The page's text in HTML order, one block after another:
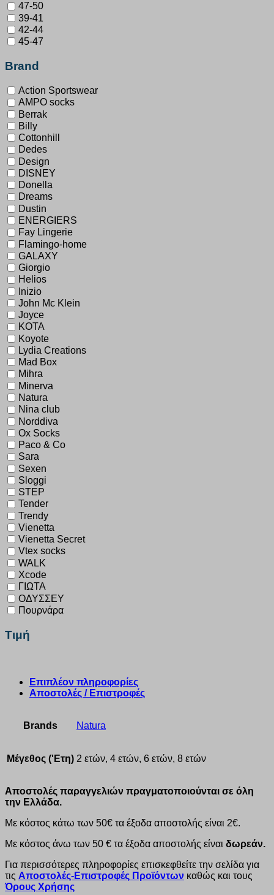
47-50
39-41
42-44
45-47
Brand
Action Sportswear
AMPO socks
Berrak
Billy
Cottonhill
Dedes
Design
DISNEY
Donella
Dreams
Dustin
ENERGIERS
Fay Lingerie
Flamingo-home
GALAXY
Giorgio
Helios
Inizio
John Mc Klein
Joyce
KOTA
Koyote
Lydia Creations
Mad Box
Mihra
Minerva
Natura
Nina club
Norddiva
Ox Socks
Paco & Co
Sara
Sexen
Sloggi
STEP
Tender
Trendy
Vienetta
Vienetta Secret
Vtex socks
WALK
Xcode
ΓΙΩΤΑ
ΟΔΥΣΣΕΥ
Πουρνάρα
Τιμή
Επιπλέον πληροφορίες
Αποστολές / Επιστροφές
Brands Natura
Μέγεθος ('Ετη) 2 ετών, 4 ετών, 6 ετών, 8 ετών
Αποστολές παραγγελιών πραγματοποιούνται σε όλη
την Ελλάδα.
Με κόστος κάτω των 50€ τα έξοδα αποστολής είναι 2€.
Με κόστος άνω των 50 € τα έξοδα αποστολής είναι δωρεάν.
Για περισσότερες πληροφορίες επισκεφθείτε την σελίδα για
τις Αποστολές-Επιστροφές Προϊόντων καθώς και τους
Όρους Χρήσης